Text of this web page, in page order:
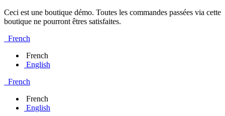
Ceci est une boutique démo. Toutes les commandes passées via cette
boutique ne pourront êtres satisfaites.
French
French
English
French
French
English